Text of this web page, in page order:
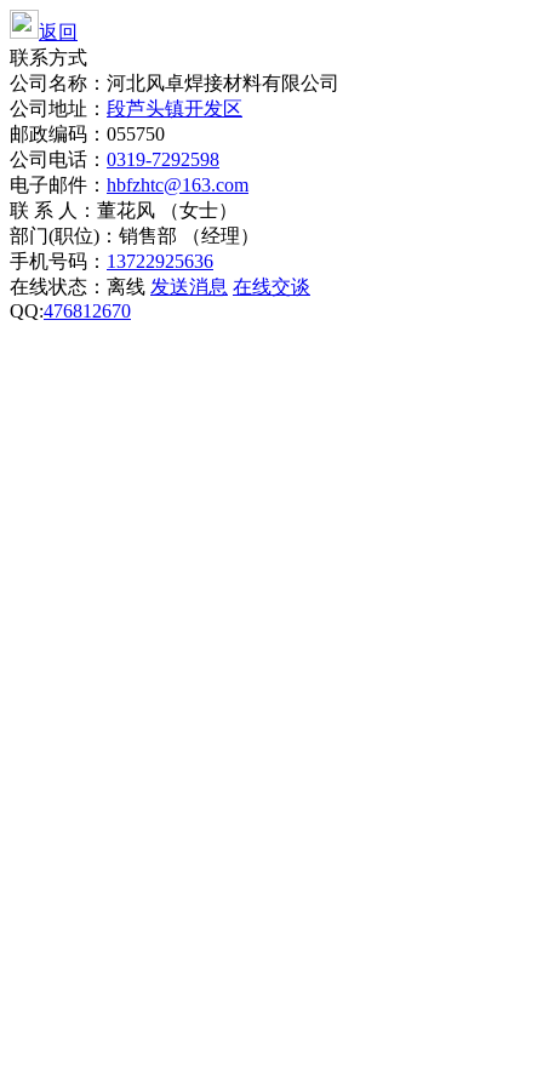
返回
联系方式
公司名称：河北风卓焊接材料有限公司
公司地址： 段芦头镇开发区
邮政编码：055750
公司电话： 0319-7292598
电子邮件： hbfzhtc@163.com
联 系 人：董花风 （女士）
部门(职位)：销售部 （经理）
手机号码： 13722925636
在线状态： 离线 发送消息 在线交谈
QQ:476812670